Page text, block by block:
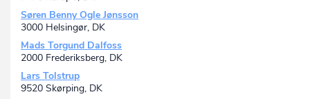
Søren Benny Ogle Jønsson
3000 Helsingør, DK
Mads Torgund Dalfoss
2000 Frederiksberg, DK
Lars Tolstrup
9520 Skørping, DK